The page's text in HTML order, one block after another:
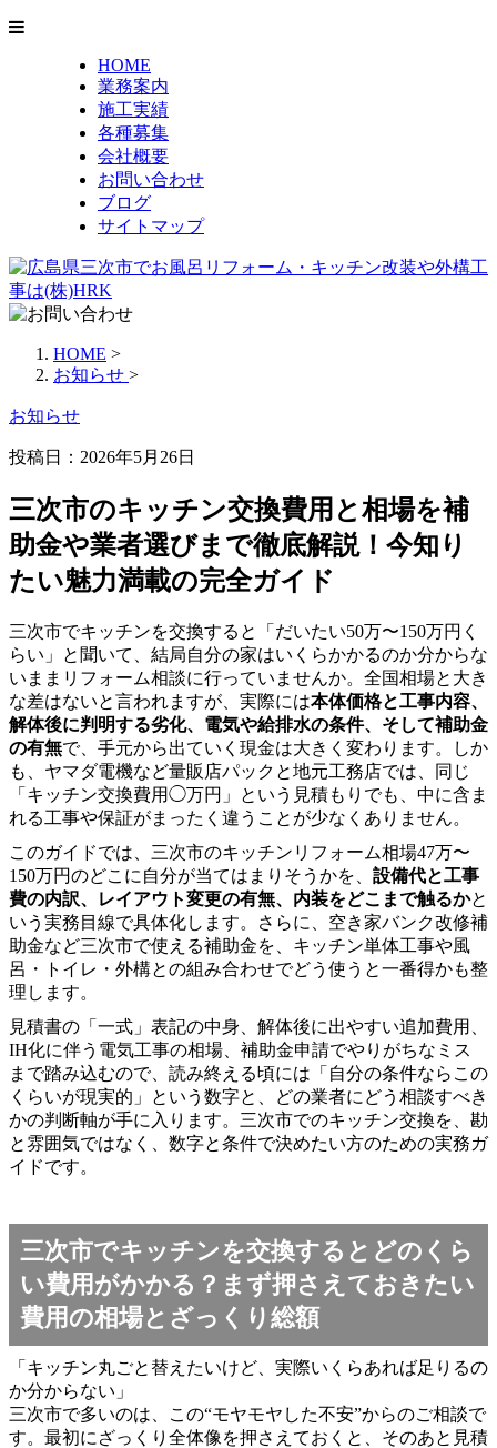
HOME
業務案内
施工実績
各種募集
会社概要
お問い合わせ
ブログ
サイトマップ
HOME >
お知らせ >
お知らせ
投稿日：2026年5月26日
三次市のキッチン交換費用と相場を補
助金や業者選びまで徹底解説！今知り
たい魅力満載の完全ガイド
三次市でキッチンを交換すると「だいたい50万〜150万円く
らい」と聞いて、結局自分の家はいくらかかるのか分からな
いままリフォーム相談に行っていませんか。全国相場と大き
な差はないと言われますが、実際には本体価格と工事内容、
解体後に判明する劣化、電気や給排水の条件、そして補助金
の有無で、手元から出ていく現金は大きく変わります。しか
も、ヤマダ電機など量販店パックと地元工務店では、同じ
「キッチン交換費用◯万円」という見積もりでも、中に含ま
れる工事や保証がまったく違うことが少なくありません。
このガイドでは、三次市のキッチンリフォーム相場47万〜
150万円のどこに自分が当てはまりそうかを、 設備代と工事
費の内訳、レイアウト変更の有無、内装をどこまで触るかと
いう実務目線で具体化します。さらに、空き家バンク改修補
助金など三次市で使える補助金を、キッチン単体工事や風
呂・トイレ・外構との組み合わせでどう使うと一番得かも整
理します。
見積書の「一式」表記の中身、解体後に出やすい追加費用、
IH化に伴う電気工事の相場、補助金申請でやりがちなミス
まで踏み込むので、読み終える頃には「自分の条件ならこの
くらいが現実的」という数字と、どの業者にどう相談すべき
かの判断軸が手に入ります。三次市でのキッチン交換を、勘
と雰囲気ではなく、数字と条件で決めたい方のための実務ガ
イドです。
三次市でキッチンを交換するとどのくら
い費用がかかる？まず押さえておきたい
費用の相場とざっくり総額
「キッチン丸ごと替えたいけど、実際いくらあれば足りるの
か分からない」
三次市で多いのは、この“モヤモヤした不安”からのご相談で
す。最初にざっくり全体像を押さえておくと、そのあと見積